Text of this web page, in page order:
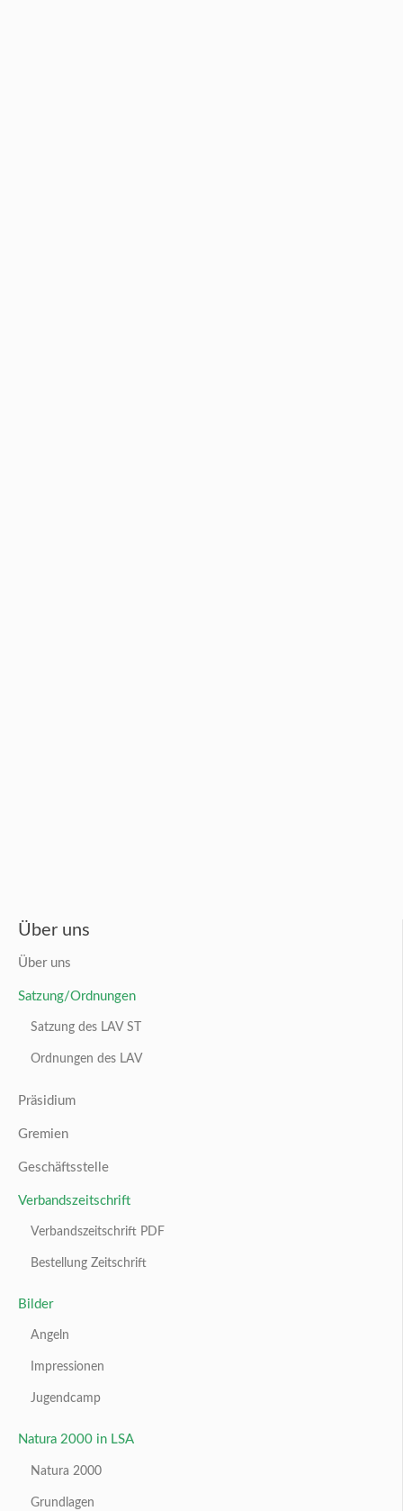
Über uns
Über uns
Satzung/Ordnungen
Satzung des LAV ST
Ordnungen des LAV
Präsidium
Gremien
Geschäftsstelle
Verbandszeitschrift
Verbandszeitschrift PDF
Bestellung Zeitschrift
Bilder
Angeln
Impressionen
Jugendcamp
Natura 2000 in LSA
Natura 2000
Grundlagen